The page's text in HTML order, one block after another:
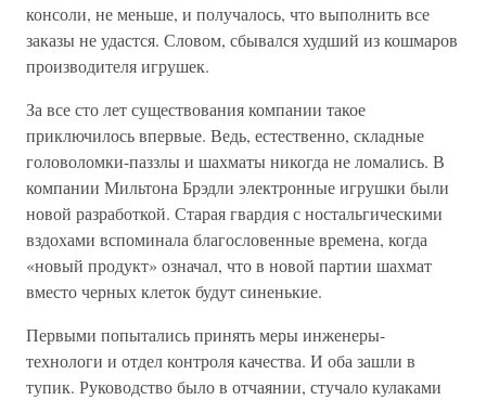
консоли, не меньше, и получалось, что выполнить все
заказы не удастся. Словом, сбывался худший из кошмаров
производителя игрушек.
За все сто лет существования компании такое
приключилось впервые. Ведь, естественно, складные
головоломки-паззлы и шахматы никогда не ломались. В
компании Мильтона Брэдли электронные игрушки были
новой разработкой. Старая гвардия с ностальгическими
вздохами вспоминала благословенные времена, когда
«новый продукт» означал, что в новой партии шахмат
вместо черных клеток будут синенькие.
Первыми попытались принять меры инженеры-
технологи и отдел контроля качества. И оба зашли в
тупик. Руководство было в отчаянии, стучало кулаками